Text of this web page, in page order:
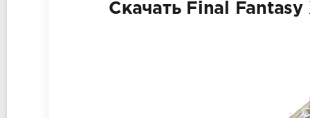
Скачать Final